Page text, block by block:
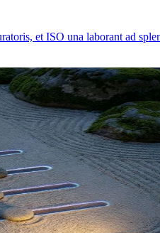
et ISO una laborant ad